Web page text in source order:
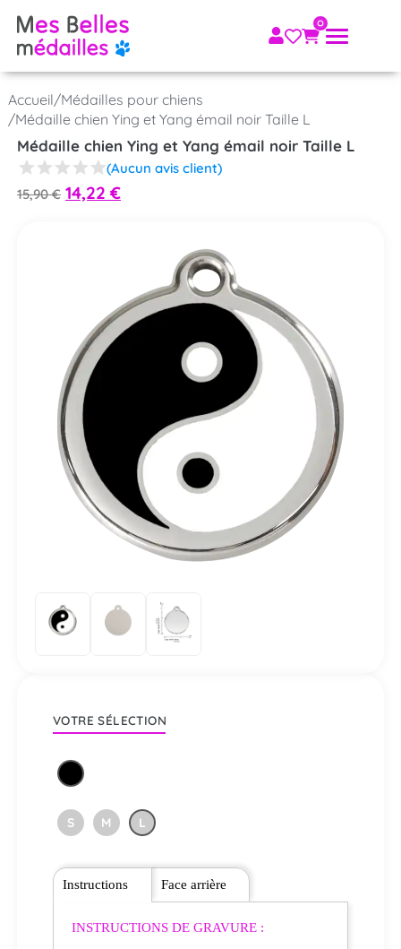
Accueil/Médailles pour chiens
/Médaille chien Ying et Yang émail noir Taille L
Médaille chien Ying et Yang émail noir Taille L
(Aucun avis client)
15,90€ 14,22 €
VOTRE SÉLECTION
S M L
Instructions
INSTRUCTIONS DE GRAVURE :
Face arrière